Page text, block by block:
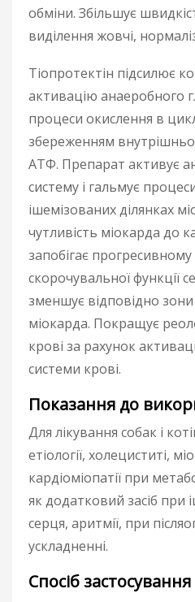
обміни. Збільшує
виділення жовчі,
Тіопротектін підсилює
активацію анаеробного
процеси окислення в
збереженням
АТФ. Препарат активує
систему і гальмує
ішемізованих ділянках
чутливість міокарда до
запобігає
скорочувальної функції
зменшує відповідно зони
міокарда. Покращує
крові за рахунок
системи крові.
Показання до
Для лікування собак і
етіології, холециститі,
кардіоміопатії при
як додатковий засіб при
серця, аритмії, при
ускладненні.
Спосіб